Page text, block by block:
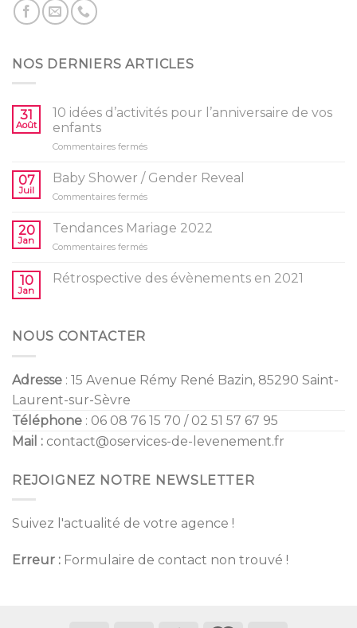
NOS DERNIERS ARTICLES
31
Août
10 idées d’activités pour l’anniversaire de vos
enfants
Commentaires ferméssur
idées
pour
de
07
Juil
Baby Shower / Gender Reveal
Commentaires ferméssur
Shower
Gender
20
Jan
Tendances Mariage 2022
Commentaires ferméssur
Mariage
10
Jan
Rétrospective des évènements en 2021
NOUS CONTACTER
Adresse : 15 Avenue Rémy René Bazin, 85290 Saint-
Laurent-sur-Sèvre
Téléphone : 06 08 76 15 70 / 02 51 57 67 95
Mail : contact@oservices-de-levenement.fr
REJOIGNEZ NOTRE NEWSLETTER
Suivez l'actualité de votre agence !
Erreur : Formulaire de contact non trouvé !